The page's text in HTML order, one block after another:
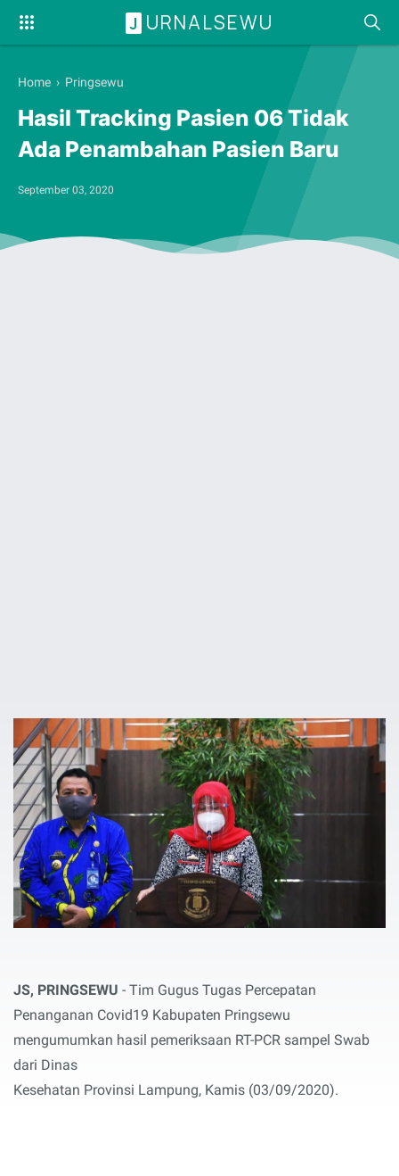
J URNALSEWU
Home › Pringsewu
Hasil Tracking Pasien 06 Tidak
Ada Penambahan Pasien Baru
September 03, 2020
JS, PRINGSEWU - Tim Gugus Tugas Percepatan
Penanganan Covid19 Kabupaten Pringsewu
mengumumkan hasil pemeriksaan RT-PCR sampel Swab
dari Dinas
Kesehatan Provinsi Lampung, Kamis (03/09/2020).